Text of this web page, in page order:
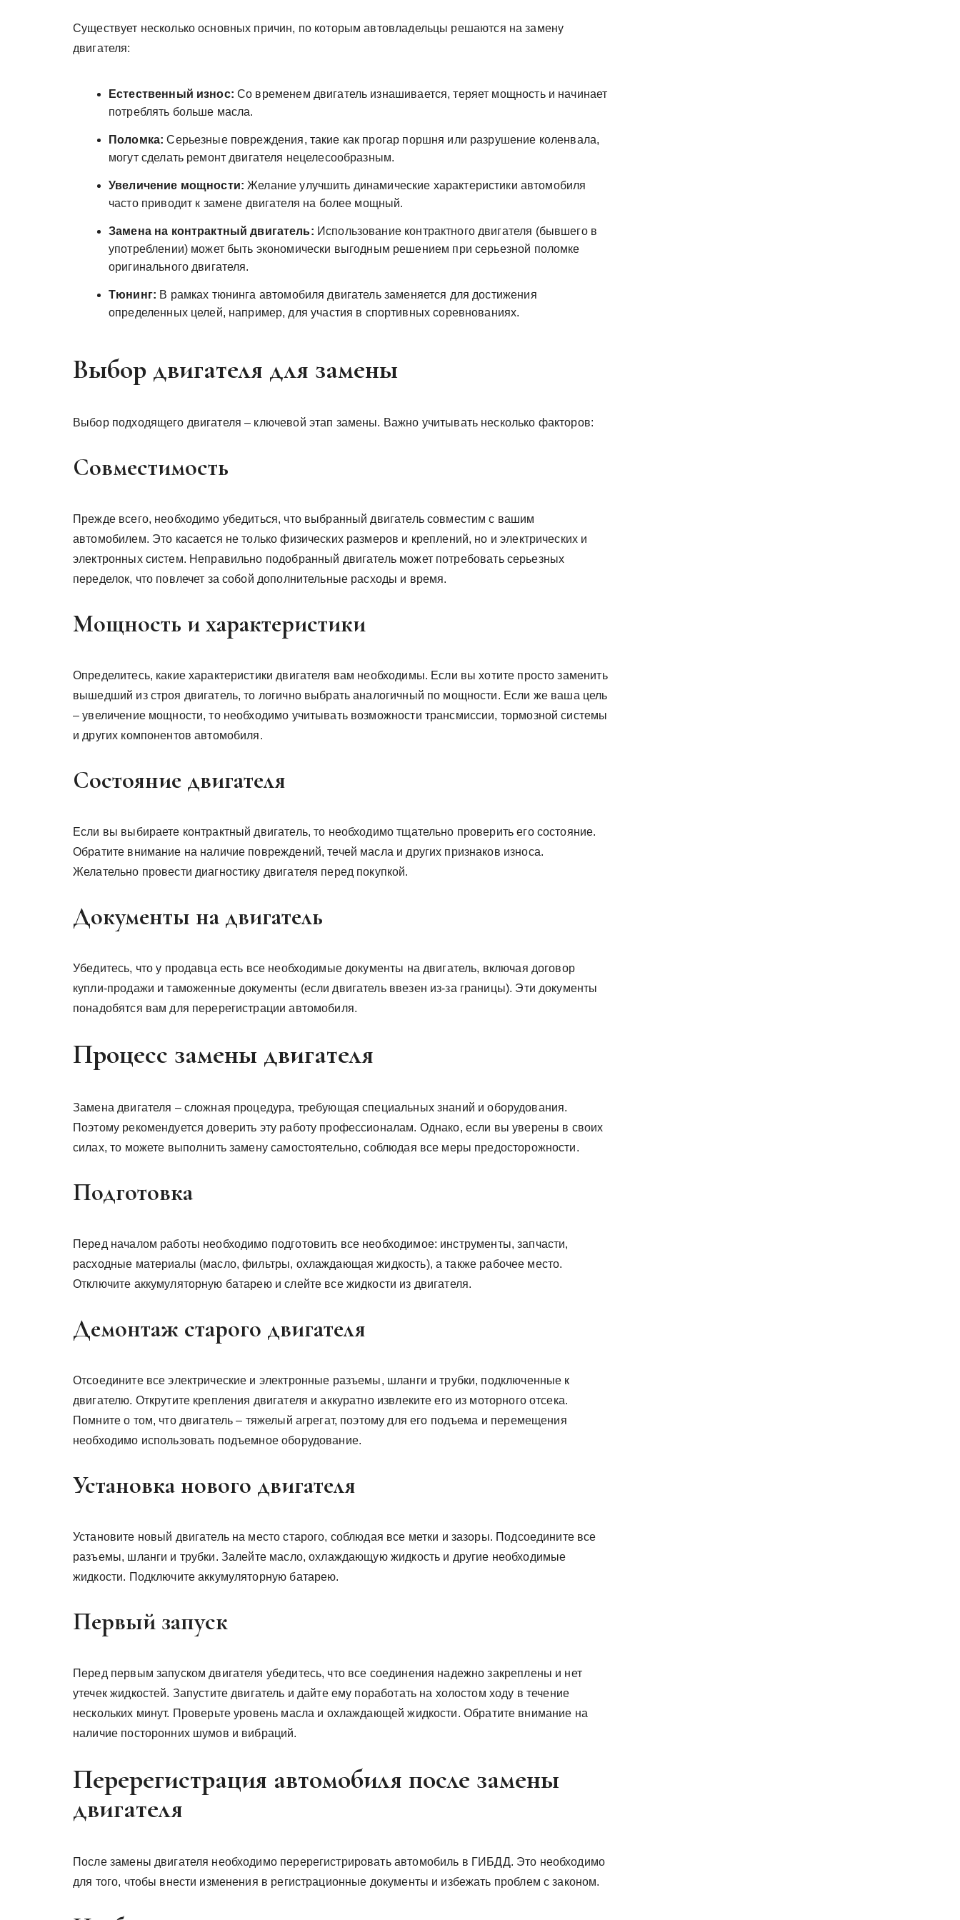
Существует несколько основных причин, по которым автовладельцы решаются на замену
двигателя:
Естественный износ: Со временем двигатель изнашивается, теряет мощность и начинает
потреблять больше масла.
Поломка: Серьезные повреждения, такие как прогар поршня или разрушение коленвала,
могут сделать ремонт двигателя нецелесообразным.
Увеличение мощности: Желание улучшить динамические характеристики автомобиля
часто приводит к замене двигателя на более мощный.
Замена на контрактный двигатель: Использование контрактного двигателя (бывшего в
употреблении) может быть экономически выгодным решением при серьезной поломке
оригинального двигателя.
Тюнинг: В рамках тюнинга автомобиля двигатель заменяется для достижения
определенных целей, например, для участия в спортивных соревнованиях.
Выбор двигателя для замены
Выбор подходящего двигателя – ключевой этап замены. Важно учитывать несколько факторов:
Совместимость
Прежде всего, необходимо убедиться, что выбранный двигатель совместим с вашим
автомобилем. Это касается не только физических размеров и креплений, но и электрических и
электронных систем. Неправильно подобранный двигатель может потребовать серьезных
переделок, что повлечет за собой дополнительные расходы и время.
Мощность и характеристики
Определитесь, какие характеристики двигателя вам необходимы. Если вы хотите просто заменить
вышедший из строя двигатель, то логично выбрать аналогичный по мощности. Если же ваша цель
– увеличение мощности, то необходимо учитывать возможности трансмиссии, тормозной системы
и других компонентов автомобиля.
Состояние двигателя
Если вы выбираете контрактный двигатель, то необходимо тщательно проверить его состояние.
Обратите внимание на наличие повреждений, течей масла и других признаков износа.
Желательно провести диагностику двигателя перед покупкой.
Документы на двигатель
Убедитесь, что у продавца есть все необходимые документы на двигатель, включая договор
купли-продажи и таможенные документы (если двигатель ввезен из-за границы). Эти документы
понадобятся вам для перерегистрации автомобиля.
Процесс замены двигателя
Замена двигателя – сложная процедура, требующая специальных знаний и оборудования.
Поэтому рекомендуется доверить эту работу профессионалам. Однако, если вы уверены в своих
силах, то можете выполнить замену самостоятельно, соблюдая все меры предосторожности.
Подготовка
Перед началом работы необходимо подготовить все необходимое: инструменты, запчасти,
расходные материалы (масло, фильтры, охлаждающая жидкость), а также рабочее место.
Отключите аккумуляторную батарею и слейте все жидкости из двигателя.
Демонтаж старого двигателя
Отсоедините все электрические и электронные разъемы, шланги и трубки, подключенные к
двигателю. Открутите крепления двигателя и аккуратно извлеките его из моторного отсека.
Помните о том, что двигатель – тяжелый агрегат, поэтому для его подъема и перемещения
необходимо использовать подъемное оборудование.
Установка нового двигателя
Установите новый двигатель на место старого, соблюдая все метки и зазоры. Подсоедините все
разъемы, шланги и трубки. Залейте масло, охлаждающую жидкость и другие необходимые
жидкости. Подключите аккумуляторную батарею.
Первый запуск
Перед первым запуском двигателя убедитесь, что все соединения надежно закреплены и нет
утечек жидкостей. Запустите двигатель и дайте ему поработать на холостом ходу в течение
нескольких минут. Проверьте уровень масла и охлаждающей жидкости. Обратите внимание на
наличие посторонних шумов и вибраций.
Перерегистрация автомобиля после замены
двигателя
После замены двигателя необходимо перерегистрировать автомобиль в ГИБДД. Это необходимо
для того, чтобы внести изменения в регистрационные документы и избежать проблем с законом.